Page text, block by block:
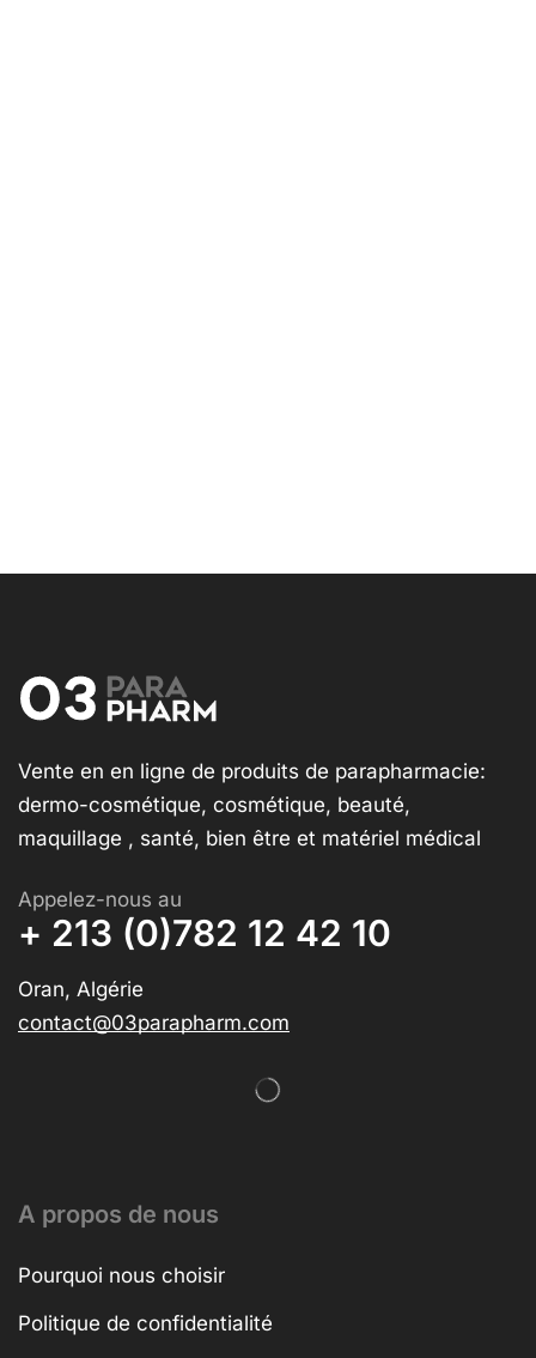
Vente en en ligne de produits de parapharmacie:
dermo-cosmétique, cosmétique, beauté,
maquillage , santé, bien être et matériel médical
Appelez-nous au
+ 213 (0)782 12 42 10
Oran, Algérie
contact@03parapharm.com
A propos de nous
Pourquoi nous choisir
Politique de confidentialité